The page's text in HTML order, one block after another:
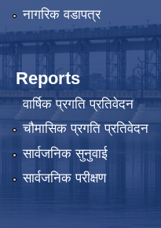
नागरिक वडापत्र
Reports
वार्षिक प्रगति प्रतिवेदन
चौमासिक प्रगति प्रतिवेदन
सार्वजनिक सुनुवाई
सार्वजनिक परीक्षण